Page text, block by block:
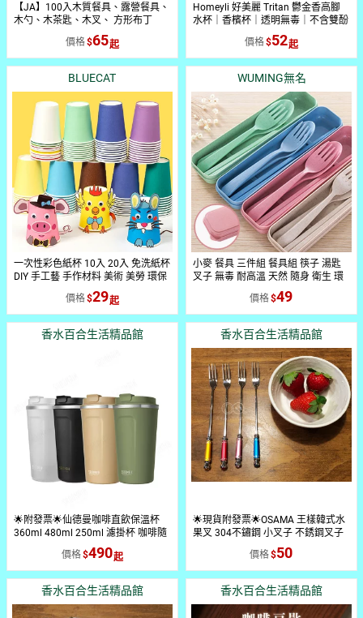
【JA】100入木質餐具、露營餐具、
木勺、木茶匙、木叉、 方形布丁
匙、環保餐具、餐具組、大小湯匙、
大小叉子、便攜餐具、外出餐具、北
歐風、簡約家用餐具、精緻小餐具、
一次性餐具、樺木材質、免洗餐具
【APP滿額下單10%點數(單一帳號
最高1500點)】8/31止
價格 65
Homeyli 好美麗 Tritan 鬱金香高腳
水杯｜香檳杯｜透明無毒｜不含雙酚
A｜耐摔環保｜極簡風格設計
價格 52
BLUECAT
一次性彩色紙杯 10入 20入 免洗紙杯
DIY 手工藝 手作材料 美術 美勞 環保
【BlueCat】【RH1433】
價格 29
WUMING無名
小麥 餐具 三件組 餐具組 筷子 湯匙
叉子 無毒 耐高溫 天然 隨身 衛生 環
保 外出 野餐 露營 旅行 『無名』 環
保開學趣 N05113
價格 49
香水百合生活精品館
🌟附發票🌟仙德曼咖啡直飲保溫杯
360ml 480ml 250ml 濾掛杯 咖啡隨
行杯 直飲咖啡杯 手拿杯 咖啡保溫杯
咖啡直飲杯 咖啡外帶杯 保溫咖啡杯
飲料杯 隨身杯 隨手杯 仙德曼316咖
啡莊園直飲保溫杯 辦公杯 泡茶杯 水
杯 LL482 LL362 LL252 環保杯 飲料
外帶杯 環保隨行杯 保冷杯 保冰杯
價格 490
香水百合生活精品館
🌟現貨附發票🌟OSAMA 王樣韓式水
果叉 304不鏽鋼 小叉子 不銹鋼叉子
環保餐具 點心叉 甜點叉
價格 50
香水百合生活精品館 香水百合生活精品館